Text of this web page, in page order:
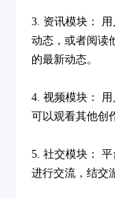
3. 资讯模块：
动态，或者阅读
的最新动态。
4. 视频模块：
可以观看其他创
5. 社交模块：
进行交流，结交